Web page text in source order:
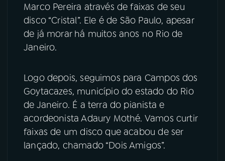
Instagram X
TikTok
Marco Pereira através de faixas de seu
disco “Cristal”. Ele é de São Paulo, apesar
de já morar há muitos anos no Rio de
Janeiro.
Logo depois, seguimos para Campos dos
Goytacazes, município do estado do Rio
de Janeiro. É a terra do pianista e
acordeonista Adaury Mothé. Vamos curtir
faixas de um disco que acabou de ser
lançado, chamado “Dois Amigos”.